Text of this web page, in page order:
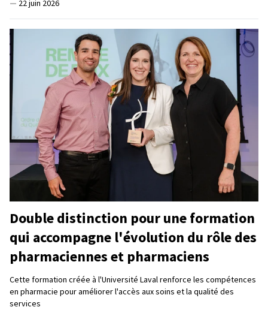
— 22 juin 2026
Double distinction pour une formation
qui accompagne l'évolution du rôle des
pharmaciennes et pharmaciens
Cette formation créée à l'Université Laval renforce les compétences
en pharmacie pour améliorer l'accès aux soins et la qualité des
services